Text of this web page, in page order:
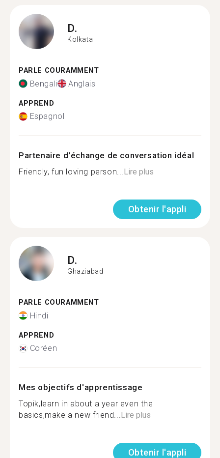
D.
Kolkata
PARLE COURAMMENT
Bengali Anglais
APPREND
Espagnol
Partenaire d'échange de conversation idéal
Friendly, fun loving person...Lire plus
Obtenir l'appli
D.
Ghaziabad
PARLE COURAMMENT
Hindi
APPREND
Coréen
Mes objectifs d'apprentissage
Topik,learn in about a year even the
basics,make a new friend...Lire plus
Obtenir l'appli